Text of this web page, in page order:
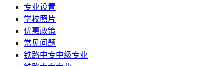
专业设置
学校照片
优惠政策
常见问题
铁路中专中级专业